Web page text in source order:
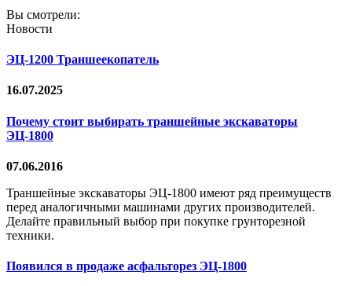
Вы смотрели:
Новости
ЭЦ-1200 Траншеекопатель
16.07.2025
Почему стоит выбирать траншейные экскаваторы
ЭЦ-1800
07.06.2016
Траншейные экскаваторы ЭЦ-1800 имеют ряд преимуществ
перед аналогичными машинами других производителей.
Делайте правильный выбор при покупке грунторезной
техники.
Появился в продаже асфальторез ЭЦ-1800